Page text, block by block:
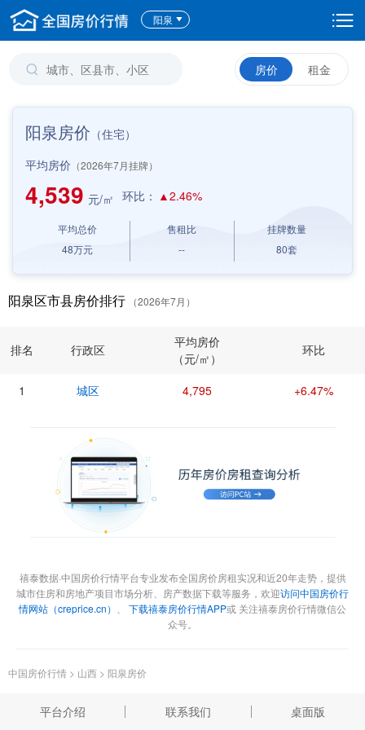
阳泉
房价 租金
阳泉房价 （住宅）
平均房价 （2026年7月挂牌）
4,539 元/㎡ 环比： ▲2.46%
平均总价
48万元
售租比
--
挂牌数量
80套
阳泉区市县房价排行 （2026年7月）
排名 行政区
平均房价
（元/㎡）
环比
1 城区 4,795 +6.47%
禧泰数据·中国房价行情平台专业发布全国房价房租实况和近20年走势，提供
城市住房和房地产项目市场分析、房产数据下载等服务，欢迎访问中国房价行
情网站（creprice.cn）
下载禧泰房价行情APP或 关注禧泰房价行情微信公
众号。
中国房价行情 > 山西 > 阳泉房价
平台介绍 联系我们 桌面版